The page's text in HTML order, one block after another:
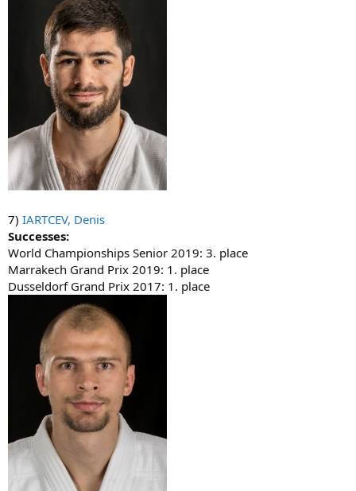
7) IARTCEV, Denis
Successes:
World Championships Senior 2019: 3. place
Marrakech Grand Prix 2019: 1. place
Dusseldorf Grand Prix 2017: 1. place